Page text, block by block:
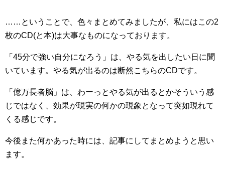
……ということで、色々まとめてみましたが、私にはこの2
枚のCD(と本)は大事なものになっております。
「45分で強い自分になろう」は、やる気を出したい日に聞
いています。やる気が出るのは断然こちらのCDです。
「億万長者脳」は、わーっとやる気が出るとかそういう感
じではなく、効果が現実の何かの現象となって突如現れて
くる感じです。
今後また何かあった時には、記事にしてまとめようと思い
ます。